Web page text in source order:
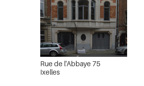
Rue de l'Abbaye 75
Ixelles